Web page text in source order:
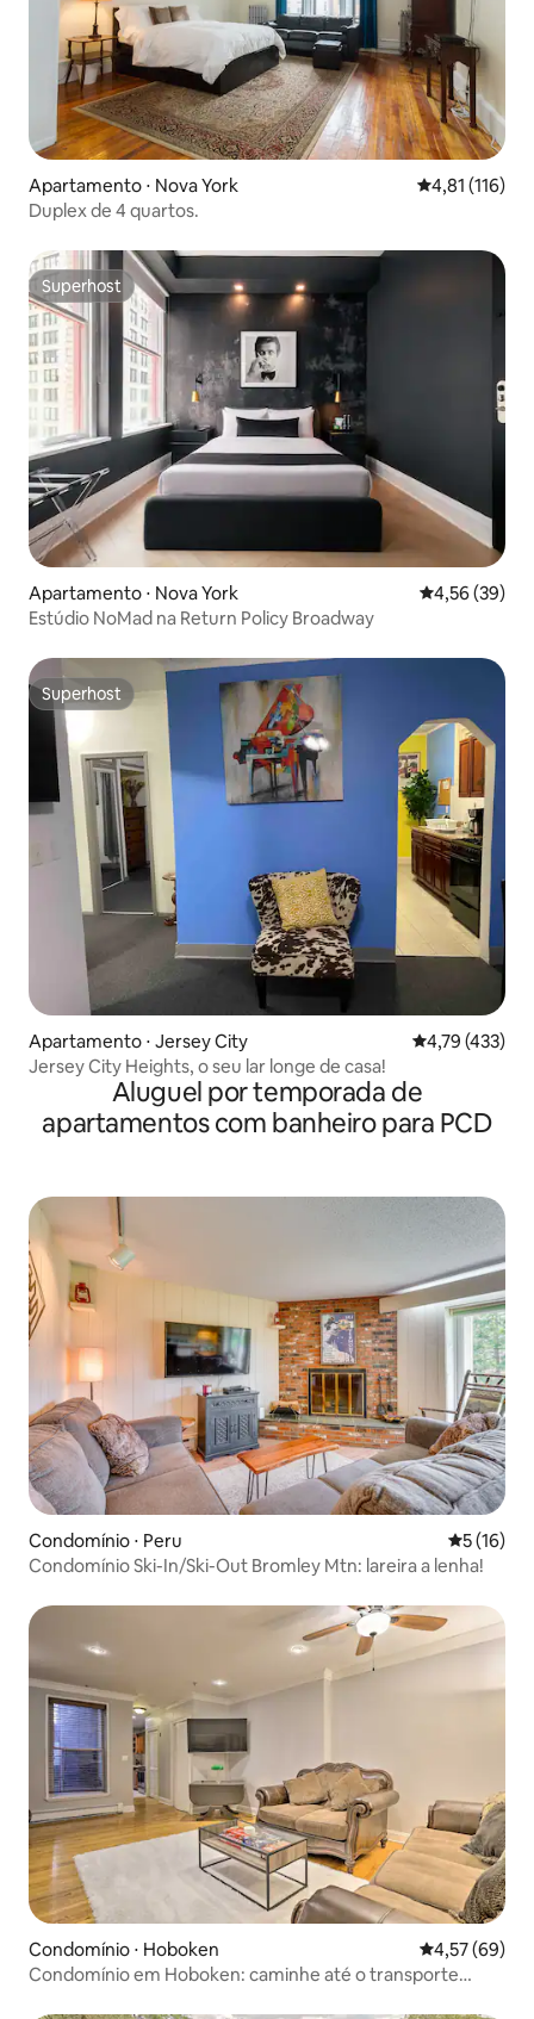
Apartamento ⋅ Nova York 4,81 de uma
4,81 (116)
Duplex de 4 quartos.
Superhost
Superhost
Apartamento ⋅ Nova York 4,56 de uma
4,56 (39)
Estúdio NoMad na Return Policy Broadway
Superhost
Superhost
Apartamento ⋅ Jersey City 4,79 de uma
4,79 (433)
Jersey City Heights, o seu lar longe de casa!
Aluguel por temporada de
apartamentos com banheiro para PCD
Condomínio ⋅ Peru 5 de uma
5 (16)
Condomínio Ski-In/Ski-Out Bromley Mtn: lareira a lenha!
Condomínio ⋅ Hoboken 4,57 de uma
4,57 (69)
Condomínio em Hoboken: caminhe até o transporte